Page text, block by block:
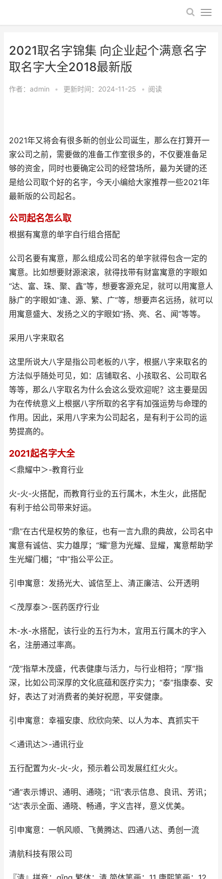
2021取名字锦集 向企业起个满意名字
取名字大全2018最新版
作者： admin • 更新时间：2024-11-25 • 阅读
2021年又将会有很多新的创业公司诞生，那么在打算开一
家公司之前，需要做的准备工作室很多的，不仅要准备足
够的资金，同时也要确定公司的经营场所，最为关键的还
是给公司取个好的名字，今天小编给大家推荐一些2021年
最新版的公司起名。
公司起名怎么取
根据有寓意的单字自行组合搭配
公司名要有寓意，那么组成公司名的单字就得包含一定的
寓意。比如想要财源滚滚，就得找带有财富寓意的字眼如
“达、富、珠、聚、鑫”等，想要客源充足，就可以用寓意人
脉广的字眼如“逢、源、繁、广”等，想要声名远扬，就可以
用寓意盛大、发扬之义的字眼如“扬、亮、名、闻”等等。
采用八字来取名
这里所说大八字是指公司老板的八字，根据八字来取名的
方法似乎随处可见，如：店铺取名、小孩取名、公司取名
等等，那么八字取名为什么会这么受欢迎呢？这主要是因
为在传统意义上根据八字所取的名字有加强运势与命理的
作用。因此，采用八字来为公司起名，是有利于公司的运
势提高的。
2021起名字大全
＜鼎耀中＞-教育行业
火-火-火搭配，而教育行业的五行属木，木生火，此搭配
有利于给公司带来好运。
“鼎”在古代是权势的象征，也有一言九鼎的典故，公司名中
寓意有诚信、实力雄厚；“耀”意为光耀、显耀，寓意帮助学
生光耀门楣；“中”指公平公正。
引申寓意：发扬光大、诚信至上、清正廉洁、公开透明
＜茂厚泰＞-医药医疗行业
木-水-水搭配，该行业的五行为木，宜用五行属木的字入
名，注册通过率高。
“茂”指草木茂盛，代表健康与活力，与行业相符；“厚”指
深，比如公司深厚的文化底蕴和医疗实力；“泰”指康泰、安
好，表达了对消费者的美好祝愿，平安健康。
引申寓意：幸福安康、欣欣向荣、以人为本、真抓实干
＜通讯达＞-通讯行业
五行配置为火-火-火，预示着公司发展红红火火。
“通”表示博识、通明、通晓；“讯”表示信息、良讯、芳讯；
“达”表示全面、通晓、畅通，字义吉祥，意义优美。
引申寓意：一帆风顺、飞黄腾达、四通八达、勇创一流
清航科技有限公司